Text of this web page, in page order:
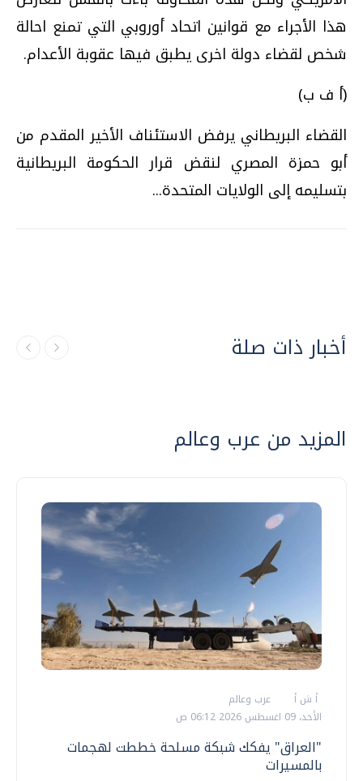
هذا الأجراء مع قوانين اتحاد أوروبي التي تمنع احالة
شخص لقضاء دولة اخرى يطبق فيها عقوبة الأعدام.
(أ ف ب)
القضاء البريطاني يرفض الاستئناف الأخير المقدم من
أبو حمزة المصري لنقض قرار الحكومة البريطانية
بتسليمه إلى الولايات المتحدة...
أخبار ذات صلة
المزيد من عرب وعالم
أ ش أ
عرب وعالم
الأحد، 09 اغسطس 2026 06:12 ص
"العراق" يفكك شبكة مسلحة خططت لهجمات
بالمسيرات